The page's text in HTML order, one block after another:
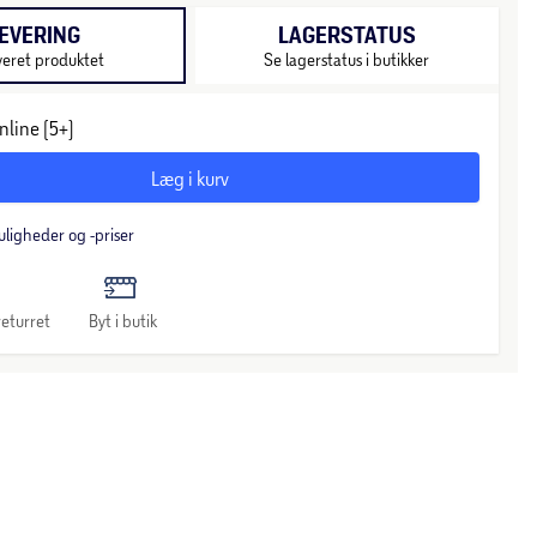
produktet
LAGERSTATUS
Se lagerstatus i butikker
(5+)
Læg i kurv
og -priser
Byt i butik